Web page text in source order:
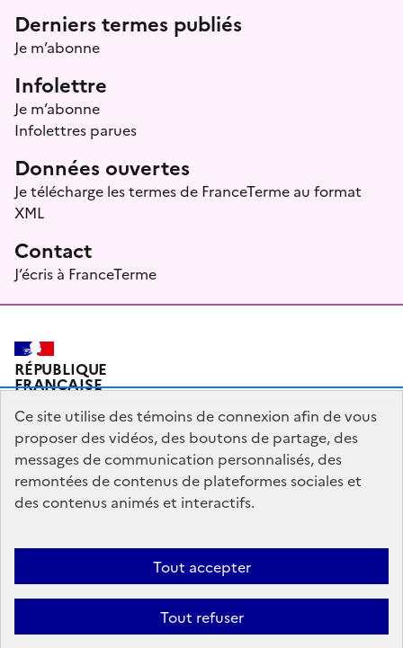
Menu prefooter
Derniers termes publiés
Je m’abonne
Infolettre
Je m’abonne
Infolettres parues
Données ouvertes
Je télécharge les termes de FranceTerme au format
XML
Contact
J’écris à FranceTerme
RÉPUBLIQUE
FRANÇAISE
Plan du site Mentions légales Qui sommes-nous ?
Partagez votre expérience pour améliorer les services
Accessibilité : partiellement conforme
gouvernement.fr
Ce site utilise des témoins de connexion afin de vous
proposer des vidéos, des boutons de partage, des
messages de communication personnalisés, des
remontées de contenus de plateformes sociales et
des contenus animés et interactifs.
Tout accepter
Tout refuser